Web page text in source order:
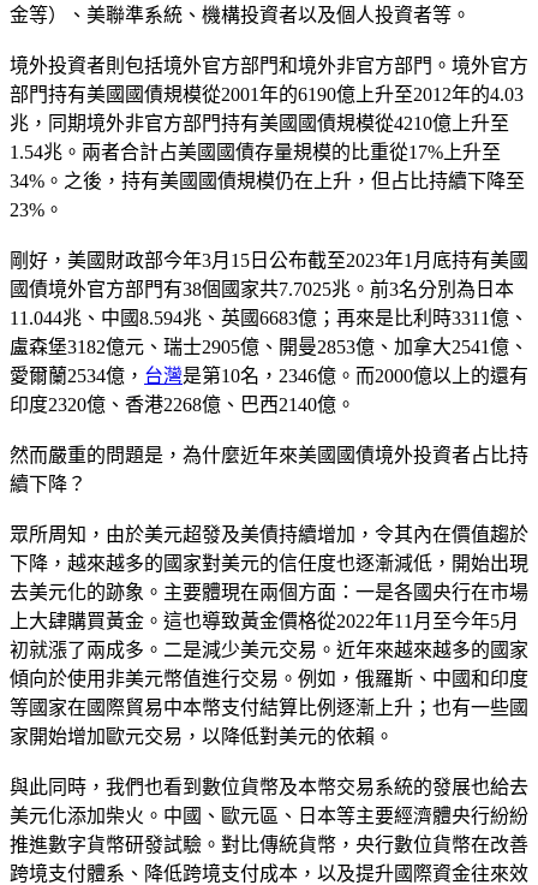
金等）、美聯準系統、機構投資者以及個人投資者等。
境外投資者則包括境外官方部門和境外非官方部門。境外官方
部門持有美國國債規模從2001年的6190億上升至2012年的4.03
兆，同期境外非官方部門持有美國國債規模從4210億上升至
1.54兆。兩者合計占美國國債存量規模的比重從17%上升至
34%。之後，持有美國國債規模仍在上升，但占比持續下降至
23%。
剛好，美國財政部今年3月15日公布截至2023年1月底持有美國
國債境外官方部門有38個國家共7.7025兆。前3名分別為日本
11.044兆、中國8.594兆、英國6683億；再來是比利時3311億、
盧森堡3182億元、瑞士2905億、開曼2853億、加拿大2541億、
愛爾蘭2534億， 台灣是第10名，2346億。而2000億以上的還有
印度2320億、香港2268億、巴西2140億。
然而嚴重的問題是，為什麼近年來美國國債境外投資者占比持
續下降？
眾所周知，由於美元超發及美債持續增加，令其內在價值趨於
下降，越來越多的國家對美元的信任度也逐漸減低，開始出現
去美元化的跡象。主要體現在兩個方面：一是各國央行在市場
上大肆購買黃金。這也導致黃金價格從2022年11月至今年5月
初就漲了兩成多。二是減少美元交易。近年來越來越多的國家
傾向於使用非美元幣值進行交易。例如，俄羅斯、中國和印度
等國家在國際貿易中本幣支付結算比例逐漸上升；也有一些國
家開始增加歐元交易，以降低對美元的依賴。
與此同時，我們也看到數位貨幣及本幣交易系統的發展也給去
美元化添加柴火。中國、歐元區、日本等主要經濟體央行紛紛
推進數字貨幣研發試驗。對比傳統貨幣，央行數位貨幣在改善
跨境支付體系、降低跨境支付成本，以及提升國際資金往來效